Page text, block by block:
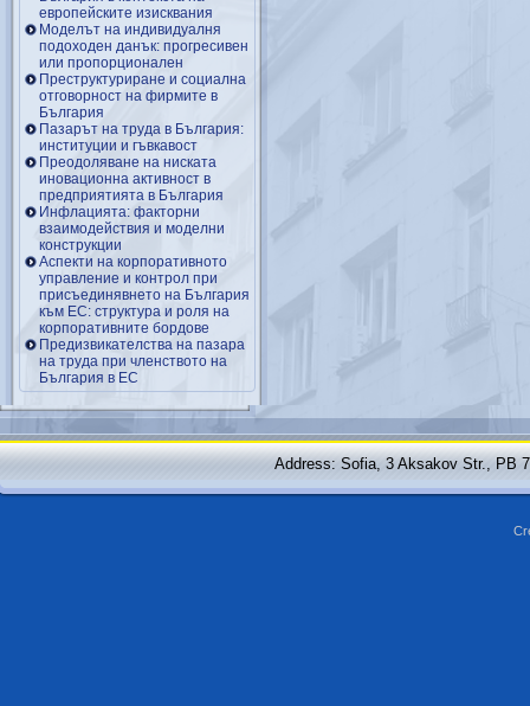
европейските изисквания
Моделът на индивидуалня
подоходен данък: прогресивен
или пропорционален
Преструктуриране и социална
отговорност на фирмите в
България
Пазарът на труда в България:
институции и гъвкавост
Преодоляване на ниската
иновационна активност в
предприятията в България
Инфлацията: факторни
взаимодействия и моделни
конструкции
Аспекти на корпоративното
управление и контрол при
присъединявнето на България
към ЕС: структура и роля на
корпоративните бордове
Предизвикателства на пазара
на труда при членството на
България в ЕС
Address: Sofia, 3 Aksakov Str., PB